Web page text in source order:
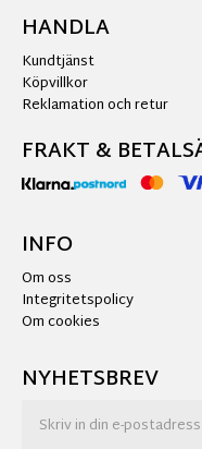
HANDLA
Kundtjänst
Köpvillkor
Reklamation och retur
FRAKT &
INFO
Om oss
Integritetspolicy
Om cookies
NYHETSBREV